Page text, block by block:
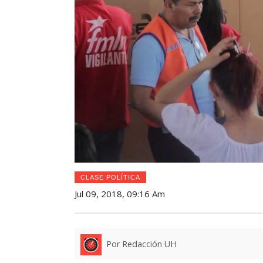
CLASE POLÍTICA
Jul 09, 2018, 09:16 Am
Por Redacción UH